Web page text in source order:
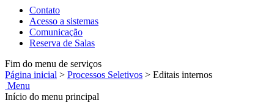
Contato
Acesso a sistemas
Comunicação
Reserva de Salas
Fim do menu de serviços
Página inicial > Processos Seletivos > Editais internos
Menu
Início do menu principal